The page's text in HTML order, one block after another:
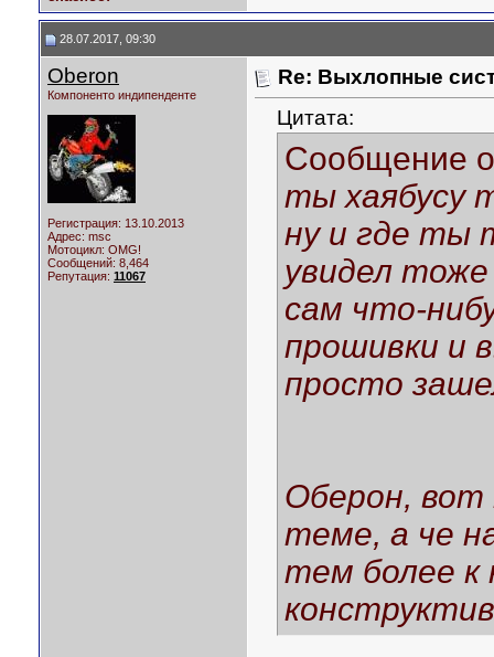
28.07.2017, 09:30
Oberon
Компоненто индипенденте
Регистрация: 13.10.2013
Адрес: msc
Мотоцикл: OMG!
Сообщений: 8,464
Репутация: 11067
Re: Выхлопные
Цитата:
Сообщение
ты хаябусу
ну и где ты
увидел
сам что-
прошивки и
просто
Оберон, вот
теме, а че
тем более к